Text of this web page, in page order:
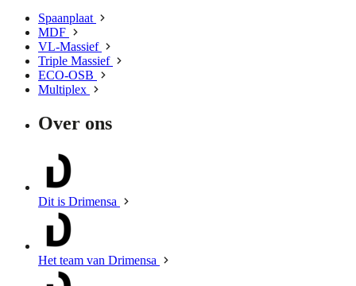
Spaanplaat
MDF
VL-Massief
Triple Massief
ECO-OSB
Multiplex
Over ons
Dit is Drimensa
Het team van Drimensa